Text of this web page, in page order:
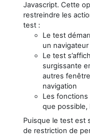
Javascript. Cette
restreindre les
test :
Le test
un
Le test
surgissante
autres
navigation
Les
que possible,
Puisque le test est
de restriction de